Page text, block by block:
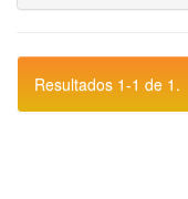
Resultados 1-1 de 1.